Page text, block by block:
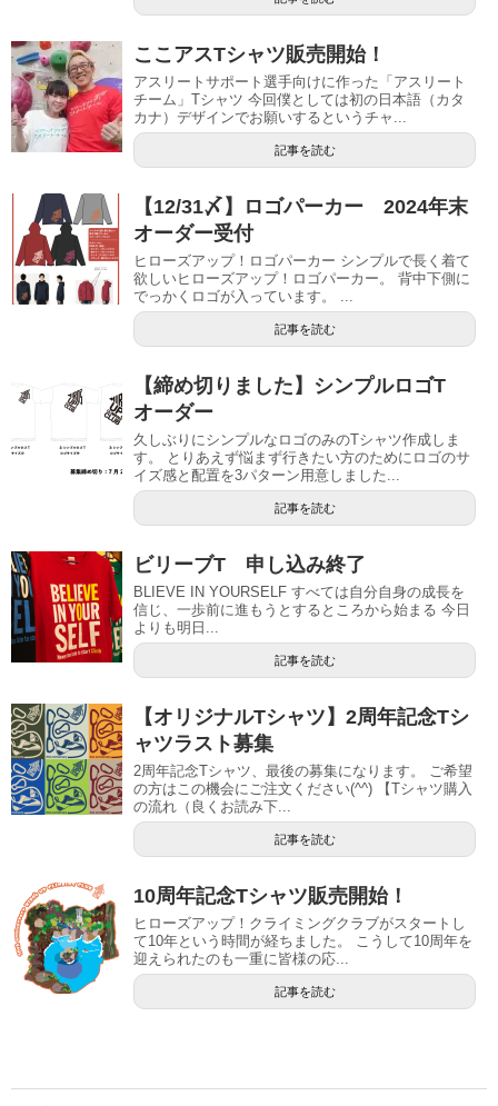
ここアスTシャツ販売開始！
アスリートサポート選手向けに作った「アスリート
チーム」Tシャツ 今回僕としては初の日本語（カタ
カナ）デザインでお願いするというチャ...
記事を読む
【12/31〆】ロゴパーカー 2024年末
オーダー受付
ヒローズアップ！ロゴパーカー シンプルで長く着て
欲しいヒローズアップ！ロゴパーカー。 背中下側に
でっかくロゴが入っています。 ...
記事を読む
【締め切りました】シンプルロゴT
オーダー
久しぶりにシンプルなロゴのみのTシャツ作成しま
す。 とりあえず悩まず行きたい方のためにロゴのサ
イズ感と配置を3パターン用意しました...
記事を読む
ビリーブT 申し込み終了
BLIEVE IN YOURSELF すべては自分自身の成長を
信じ、一歩前に進もうとするところから始まる 今日
よりも明日...
記事を読む
【オリジナルTシャツ】2周年記念Tシ
ャツラスト募集
2周年記念Tシャツ、最後の募集になります。 ご希望
の方はこの機会にご注文ください(^^) 【Tシャツ購入
の流れ（良くお読み下...
記事を読む
10周年記念Tシャツ販売開始！
ヒローズアップ！クライミングクラブがスタートし
て10年という時間が経ちました。 こうして10周年を
迎えられたのも一重に皆様の応...
記事を読む